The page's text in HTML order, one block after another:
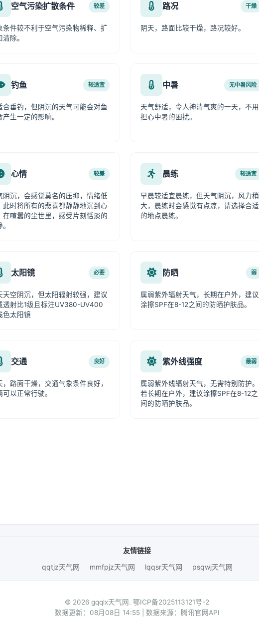
空气污染扩散条件 较差
条件较不利于空气污染物稀释、扩
除。
路况 干燥
阴天，路面比较干燥，路况较好。
钓鱼 较适宜
合垂钓，但阴沉的天气可能会对鱼
产生一定的影响。
中暑 无中暑风险
天气舒适，令人神清气爽的一天，不用
担心中暑的困扰。
心情 较差
阴沉，会感觉莫名的压抑，情绪低
此时将所有的悲喜都静静地沉到心
在喧嚣的尘世里，感受片刻恬淡的
晨练 较适宜
早晨较适宜晨练，但天气阴沉，风力稍
大，晨练时会感觉有点凉，请选择合适
的地点晨练。
太阳镜 必要
天空阴沉，但太阳辐射较强，建议
透射比1级且标注UV380-UV400
色太阳镜
防晒 弱
属弱紫外辐射天气，长期在户外，建议
涂擦SPF在8-12之间的防晒护肤品。
交通 良好
，路面干燥，交通气象条件良好，
可以正常行驶。
紫外线强度 最弱
属弱紫外线辐射天气，无需特别防护。
若长期在户外，建议涂擦SPF在8-12之
间的防晒护肤品。
友情链接
qqtjz天气网
mmfpjz天气网 lqqsr天气网 psqwj天气网
© 2026 gqqlx天气网. 鄂ICP备2025113121号-2
数据更新：08月08日 14:55 | 数据来源：腾讯官网API